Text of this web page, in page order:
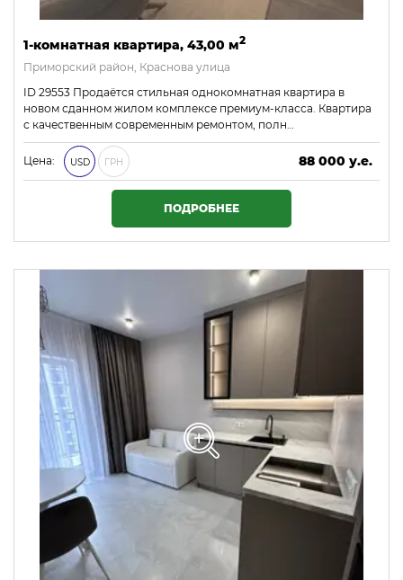
1-комнатная квартира, 43,00 м2
Приморский район, Краснова улица
ID 29553 Продаётся стильная однокомнатная квартира в
новом сданном жилом комплексе премиум-класса. Квартира
с качественным современным ремонтом, полн…
Цена: USD ГРН
88 000 у.е.
3 784 000 ₴
ПОДРОБНЕЕ